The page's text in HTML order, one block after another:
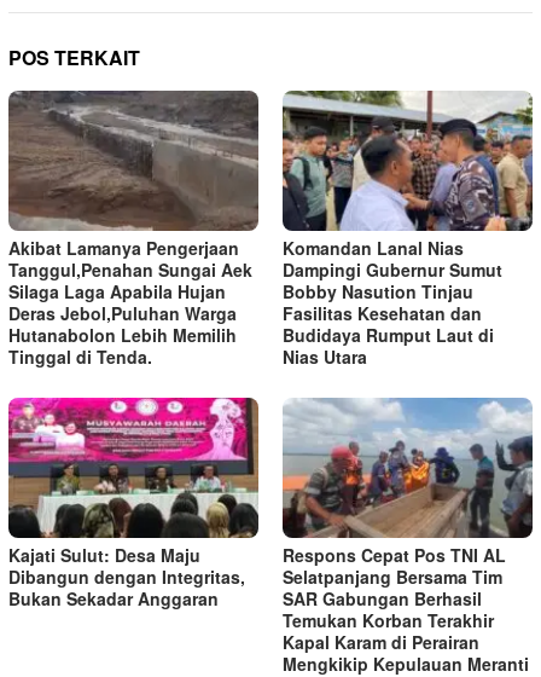
POS TERKAIT
Akibat Lamanya Pengerjaan
Tanggul,Penahan Sungai Aek
Silaga Laga Apabila Hujan
Deras Jebol,Puluhan Warga
Hutanabolon Lebih Memilih
Tinggal di Tenda.
Komandan Lanal Nias
Dampingi Gubernur Sumut
Bobby Nasution Tinjau
Fasilitas Kesehatan dan
Budidaya Rumput Laut di
Nias Utara
Kajati Sulut: Desa Maju
Dibangun dengan Integritas,
Bukan Sekadar Anggaran
Respons Cepat Pos TNI AL
Selatpanjang Bersama Tim
SAR Gabungan Berhasil
Temukan Korban Terakhir
Kapal Karam di Perairan
Mengkikip Kepulauan Meranti